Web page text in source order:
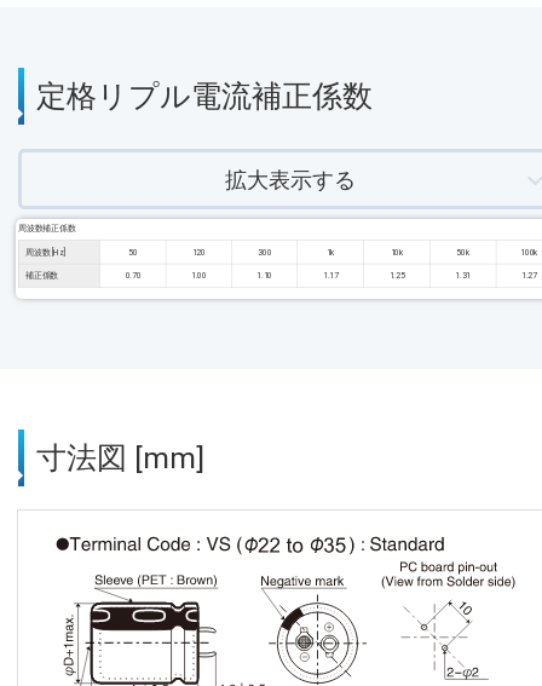
定格リプル電流補正係数
拡大表示する
周波数補正係数
周波数 [Hz] 50 120 300 1k 10k 50k 100k
補正係数 0.70 1.00 1.10 1.17 1.25 1.31 1.27
寸法図 [mm]